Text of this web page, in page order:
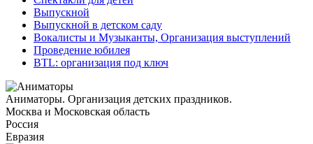
Выпускной
Выпускной в детском саду
Вокалисты и Музыканты, Организация выступлений
Проведение юбилея
BTL: организация под ключ
Аниматоры. Организация детских праздников.
Москва и Московская область
Россия
Евразия